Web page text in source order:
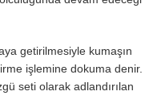
getirilmesiyle kumaşın
işlemine dokuma denir.
seti olarak adlandırılan